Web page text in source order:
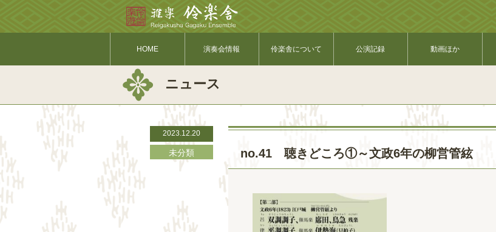
HOME 演奏会情報 伶楽舎について 公演記録 動画ほか
ニュース
2023.12.20
未分類 no.41 聴きどころ①～文政6年の柳営管絃